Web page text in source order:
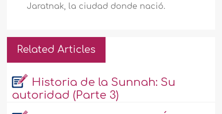
Jaratnak, la ciudad donde nació.
Related Articles
Historia de la Sunnah: Su
autoridad (Parte 3)